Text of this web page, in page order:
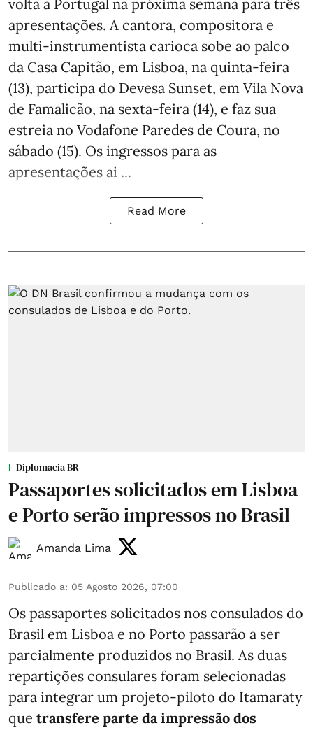
volta a Portugal na próxima semana para três
apresentações. A cantora, compositora e
multi-instrumentista carioca sobe ao palco
da Casa Capitão, em Lisboa, na quinta-feira
(13), participa do Devesa Sunset, em Vila Nova
de Famalicão, na sexta-feira (14), e faz sua
estreia no Vodafone Paredes de Coura, no
sábado (15). Os ingressos para as
apresentações ai ...
Read More
Diplomacia BR
Passaportes solicitados em Lisboa
e Porto serão impressos no Brasil
Amanda Lima
Publicado a: 05 Agosto 2026, 07:00
Os passaportes solicitados nos consulados do
Brasil em Lisboa e no Porto passarão a ser
parcialmente produzidos no Brasil. As duas
repartições consulares foram selecionadas
para integrar um projeto-piloto do Itamaraty
que transfere parte da impressão dos